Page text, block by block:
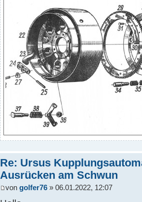
Re: Ursus
Ausrücken am Schwun
von golfer76 » 06.01.2022, 12:07